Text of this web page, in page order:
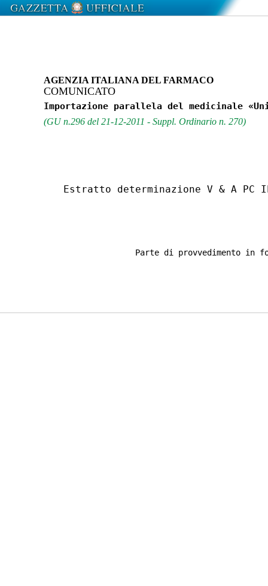
AGENZIA ITALIANA DEL FARMACO
COMUNICATO
(GU n.296 del 21-12-2011 - Suppl. Ordinario n. 270)
Estratto determinazione V & A PC
Parte di provvedimento in